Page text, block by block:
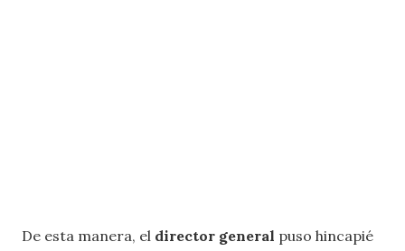
De esta manera, el director general puso hincapié